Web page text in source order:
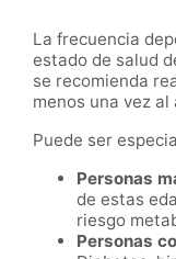
La frecuencia
estado de salud
se recomienda
menos una vez al
Puede ser
Personas
de estas
riesgo
Personas